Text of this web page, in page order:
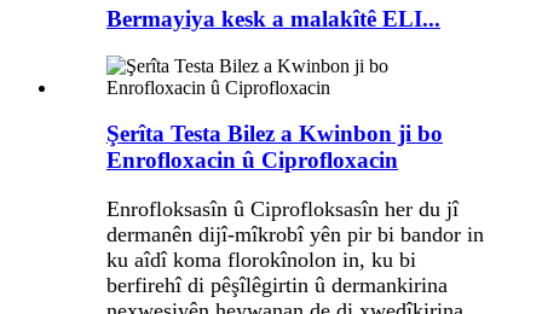
Bermayiya kesk a malakîtê ELI...
Şerîta Testa Bilez a Kwinbon ji bo
Enrofloxacin û Ciprofloxacin
Enrofloksasîn û Ciprofloksasîn her du jî
dermanên dijî-mîkrobî yên pir bi bandor in
ku aîdî koma florokînolon in, ku bi
berfirehî di pêşîlêgirtin û dermankirina